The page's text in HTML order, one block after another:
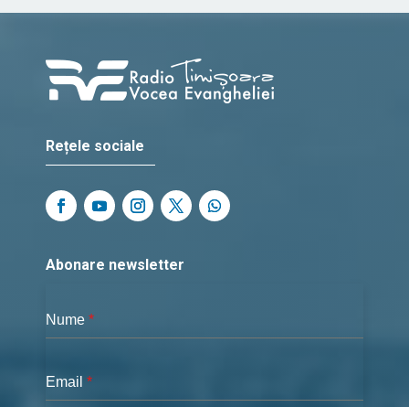
Rețele sociale
Abonare newsletter
Nume *
Email *